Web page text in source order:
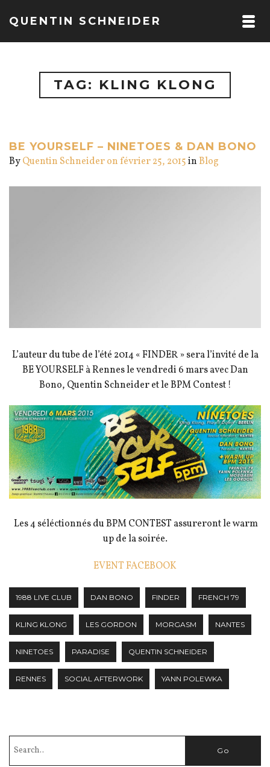
QUENTIN SCHNEIDER
TAG: KLING KLONG
BE YOURSELF – NINETOES & DAN BONO
ByQuentin Schneideron février 25, 2015in Blog
L’auteur du tube de l’été 2014 « FINDER » sera l’invité de la
BE YOURSELF à Rennes le vendredi 6 mars avec Dan
Bono, Quentin Schneider et le BPM Contest !
Les 4 séléctionnés du BPM CONTEST assureront le warm
up de la soirée.
EVENT FACEBOOK
1988 LIVE CLUB DAN BONO FINDER FRENCH 79
KLING KLONG LES GORDON MORGASM NANTES
NINETOES PARADISE QUENTIN SCHNEIDER
RENNES SOCIAL AFTERWORK YANN POLEWKA